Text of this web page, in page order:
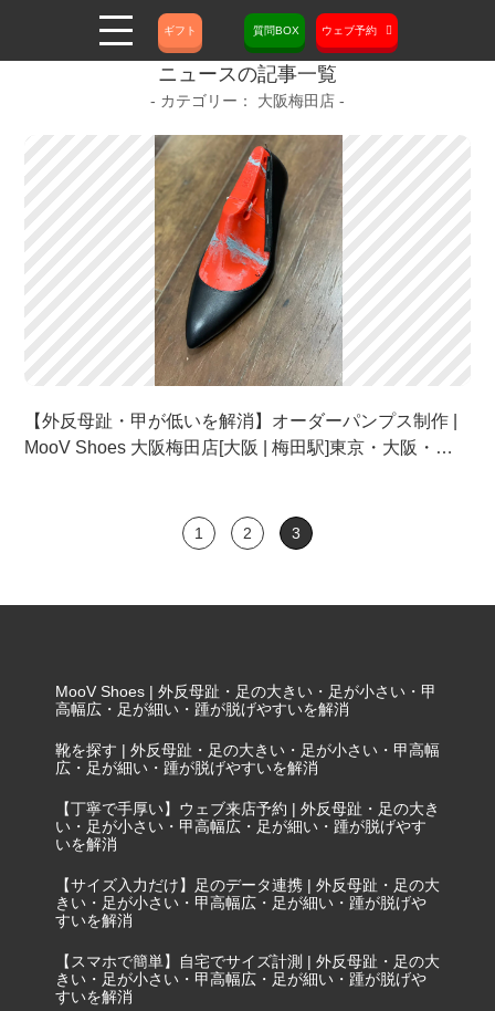
ギフト 質問BOX ウェブ予約
ニュースの記事一覧
大阪梅田店
【外反母趾・甲が低いを解消】オーダーパンプス制作 |
MooV Shoes 大阪梅田店[大阪 | 梅田駅]東京・大阪・名
1 2 3
MooV Shoes | 外反母趾・足の大きい・足が小さい・甲
高幅広・足が細い・踵が脱げやすいを解消
靴を探す | 外反母趾・足の大きい・足が小さい・甲高幅
広・足が細い・踵が脱げやすいを解消
【丁寧で手厚い】ウェブ来店予約 | 外反母趾・足の大き
い・足が小さい・甲高幅広・足が細い・踵が脱げやす
いを解消
【サイズ入力だけ】足のデータ連携 | 外反母趾・足の大
きい・足が小さい・甲高幅広・足が細い・踵が脱げや
すいを解消
【スマホで簡単】自宅でサイズ計測 | 外反母趾・足の大
きい・足が小さい・甲高幅広・足が細い・踵が脱げや
すいを解消